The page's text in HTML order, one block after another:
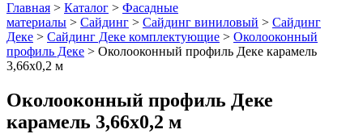
Главная > Каталог > Фасадные
материалы > Сайдинг > Сайдинг виниловый > Сайдинг
Деке > Сайдинг Деке комплектующие > Околооконный
профиль Деке > Околооконный профиль Деке карамель
3,66х0,2 м
Околооконный профиль Деке
карамель 3,66х0,2 м